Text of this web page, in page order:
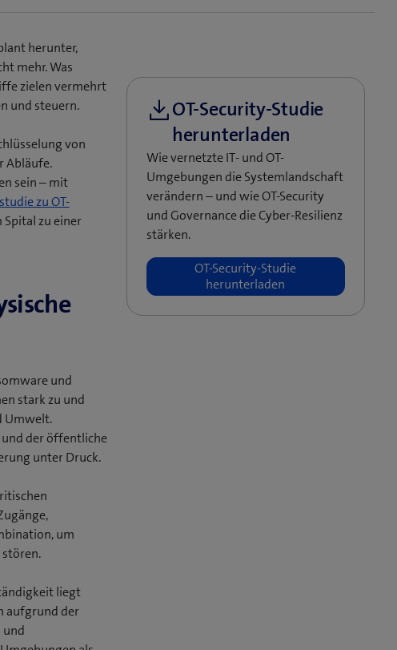
herunter,
mehr. Was
zielen vermehrt
und steuern.
von
Abläufe.
sein – mit
zu OT-
zu einer
und
stark zu und
Umwelt.
und der öffentliche
unter Druck.
um
liegt
aufgrund der
und
Wie vernetzte IT- und OT-
Umgebungen die Systemlandschaft
verändern – und wie OT-Security
und Governance die Cyber-Resilienz
stärken.